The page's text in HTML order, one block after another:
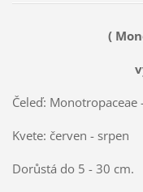
(
Čeleď:
Kvete: červen - srpen
Dorůstá do 5 - 30 cm.